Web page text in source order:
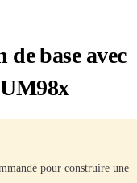
base avec
pour construire une